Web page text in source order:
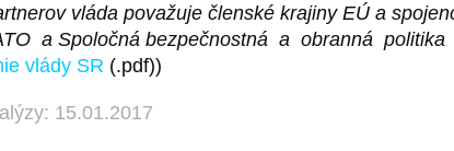
vláda považuje členské krajiny EÚ a
a Spoločná bezpečnostná a obranná
vlády SR (.pdf))
15.01.2017